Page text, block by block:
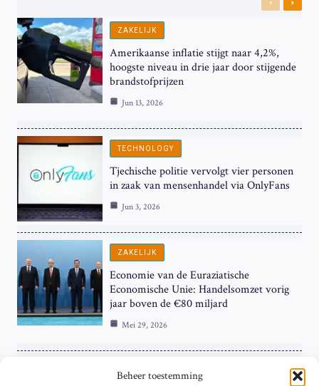
Beheer toestemming
Previous
Next
ZAKELIJK
Amerikaanse inflatie stijgt naar 4,2%,
hoogste niveau in drie jaar door stijgende
brandstofprijzen
Jun 13, 2026
TECHNOLOGY
Tjechische politie vervolgt vier personen
in zaak van mensenhandel via OnlyFans
Jun 3, 2026
ZAKELIJK
Economie van de Euraziatische
Economische Unie: Handelsomzet vorig
jaar boven de €80 miljard
Mei 29, 2026
ZAKELIJK